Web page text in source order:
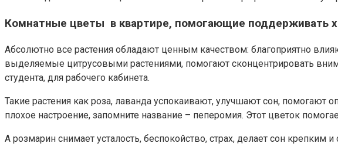
Комнатные цветы в квартире, помогающие поддерживать
Абсолютно все растения обладают ценным качеством: благоприятно
выделяемые цитрусовыми растениями, помогают сконцентрировать
студента, для рабочего кабинета.
Такие растения как роза, лаванда успокаивают, улучшают сон,
плохое настроение, запомните название – пеперомия. Этот цветок
А розмарин снимает усталость, беспокойство, страх, делает сон крепким